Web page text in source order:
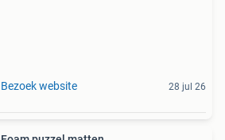
Bezoek website 28 jul 26